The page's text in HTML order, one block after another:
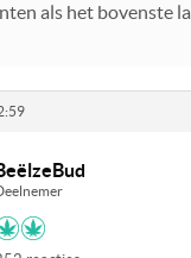
als het bovenste